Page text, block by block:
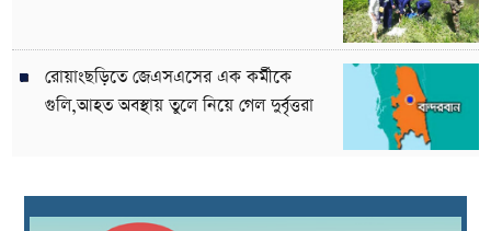
রোয়াংছড়িতে জেএসএসের এক কর্মীকে
গুলি,আহত অবস্থায় তুলে নিয়ে গেল দুর্বৃত্তরা